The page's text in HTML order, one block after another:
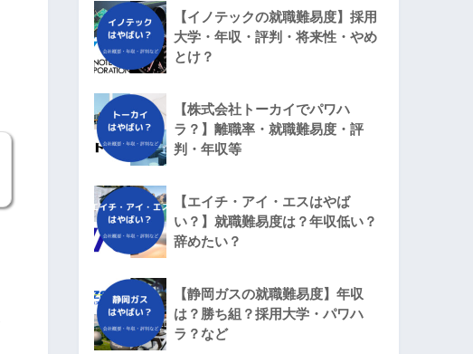
【イノテックの就職難易度】採用
大学・年収・評判・将来性・やめ
とけ？
【株式会社トーカイでパワハ
ラ？】離職率・就職難易度・評
判・年収等
【エイチ・アイ・エスはやば
い？】就職難易度は？年収低い？
辞めたい？
【静岡ガスの就職難易度】年収
は？勝ち組？採用大学・パワハ
ラ？など